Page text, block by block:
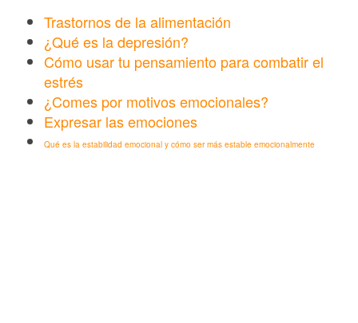
Trastornos de la alimentación
¿Qué es la depresión?
Cómo usar tu pensamiento para combatir el
estrés
¿Comes por motivos emocionales?
Expresar las emociones
Qué es la estabilidad emocional y cómo ser más estable emocionalmente